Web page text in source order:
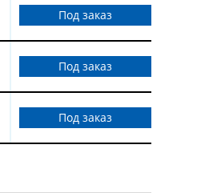
Под заказ
Под заказ
Под заказ